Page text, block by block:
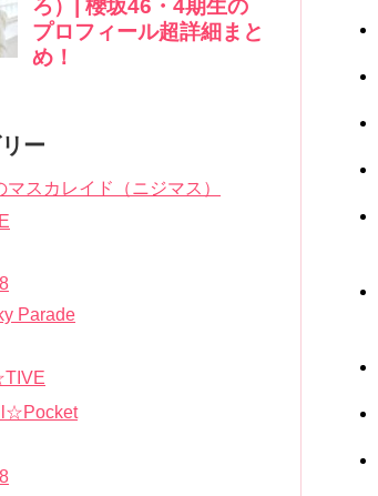
ー
マスカレイド（ニジマス）
Parade